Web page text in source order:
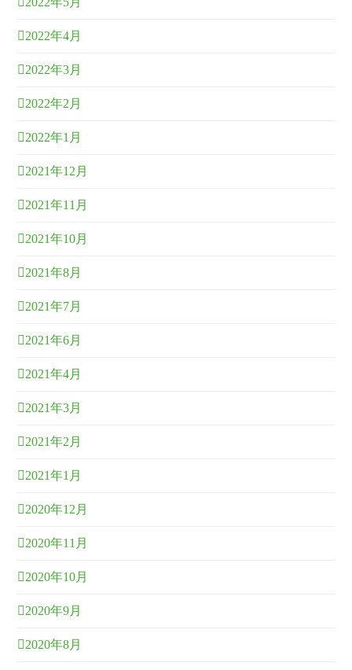
2022年4月
2022年3月
2022年2月
2022年1月
2021年12月
2021年11月
2021年10月
2021年8月
2021年7月
2021年6月
2021年4月
2021年3月
2021年2月
2021年1月
2020年12月
2020年11月
2020年10月
2020年9月
2020年8月